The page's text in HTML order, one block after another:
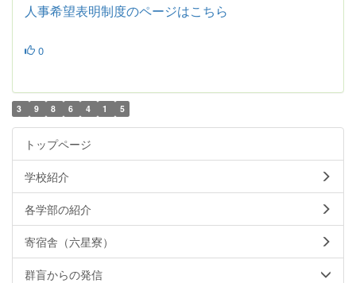
人事希望表明制度のページはこちら
0
3 9 8 6 4 1 5
トップページ
学校紹介
各学部の紹介
寄宿舎（六星寮）
群盲からの発信